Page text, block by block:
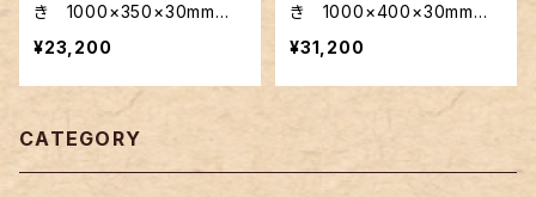
き 1000×350×30mm
裏に節あり 一枚板
¥23,200
き 1000×400×30mm
裏に節あり 一枚板
¥31,200
CATEGORY